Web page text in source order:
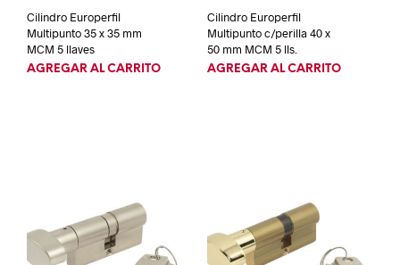
Cilindro Europerfil
Multipunto 35 x 35 mm
MCM 5 llaves
AGREGAR AL CARRITO
Cilindro Europerfil
Multipunto c/perilla 40 x
50 mm MCM 5 lls.
AGREGAR AL CARRITO